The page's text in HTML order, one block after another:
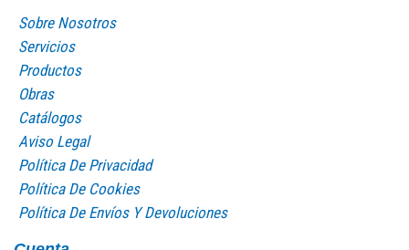
Sobre Nosotros
Servicios
Productos
Obras
Catálogos
Aviso Legal
Política De Privacidad
Política De Cookies
Política De Envíos Y Devoluciones